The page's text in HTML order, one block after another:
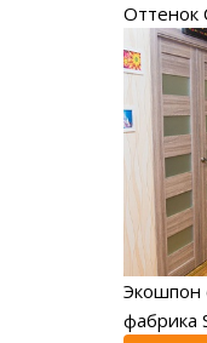
Оттенок
Экошпон
фабрика